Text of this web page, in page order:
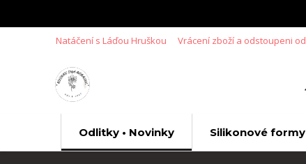
Natáčení s Láďou Hruškou Vrácení zboží a odstoupeni od
Odlitky • Novinky Silikonové formy